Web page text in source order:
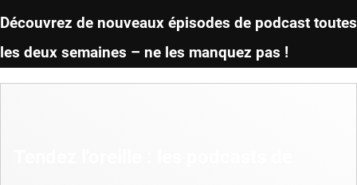
Découvrez de nouveaux épisodes de podcast toutes
les deux semaines – ne les manquez pas !